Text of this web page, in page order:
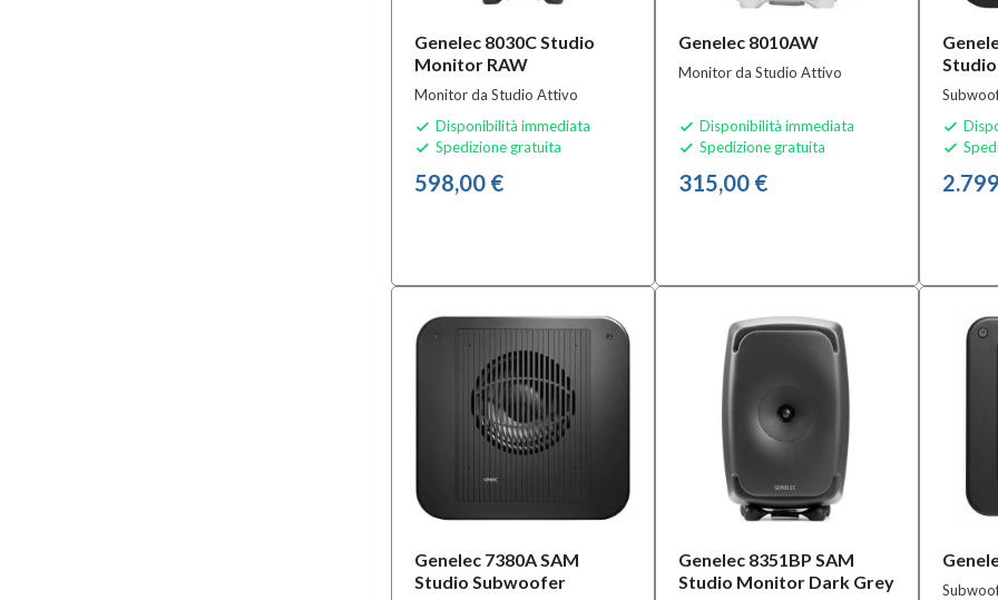
Genelec 8030C Studio
Monitor RAW
Monitor da Studio Attivo
 Disponibilità immediata
 Spedizione gratuita
598,00 €
Genelec 8010AW
Monitor da Studio Attivo
 Disponibilità immediata
 Spedizione gratuita
315,00 €


Genelec 7380A SAM
Studio Subwoofer
Genelec 8351BP SAM
Studio Monitor Dark Grey